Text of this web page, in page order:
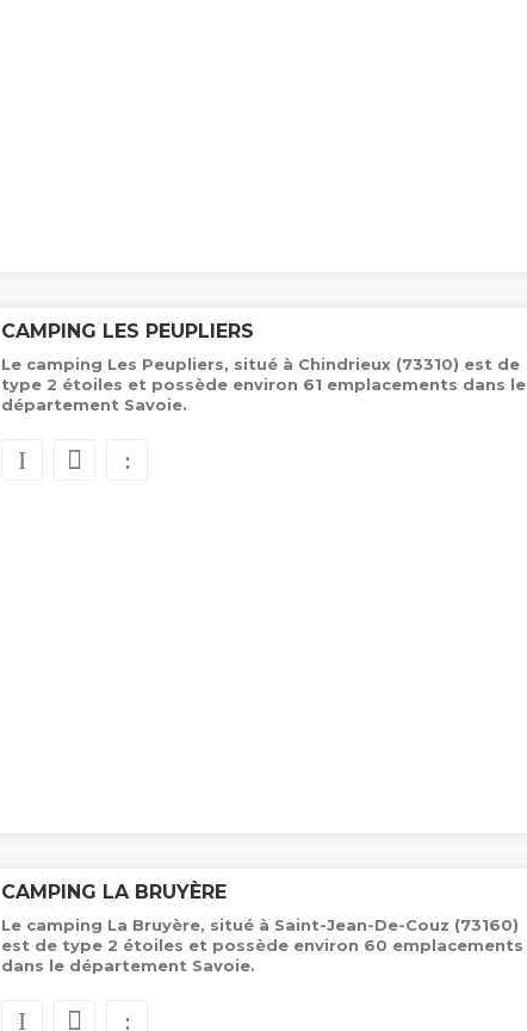
CAMPING LES PEUPLIERS
Le camping Les Peupliers, situé à Chindrieux (73310) est de
type 2 étoiles et possède environ 61 emplacements dans le
département Savoie.
CAMPING LA BRUYÈRE
Le camping La Bruyère, situé à Saint-Jean-De-Couz (73160)
est de type 2 étoiles et possède environ 60 emplacements
dans le département Savoie.